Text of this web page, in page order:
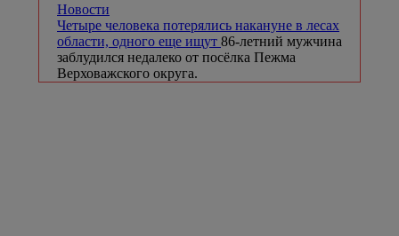
Новости
Четыре человека потерялись накануне в лесах
области, одного еще ищут 86-летний мужчина
заблудился недалеко от посёлка Пежма
Верховажского округа.